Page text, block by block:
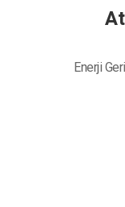
Enerji